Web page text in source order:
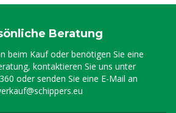
Beratung
beim Kauf oder benötigen Sie eine
kontaktieren Sie uns unter
oder senden Sie eine E-Mail an